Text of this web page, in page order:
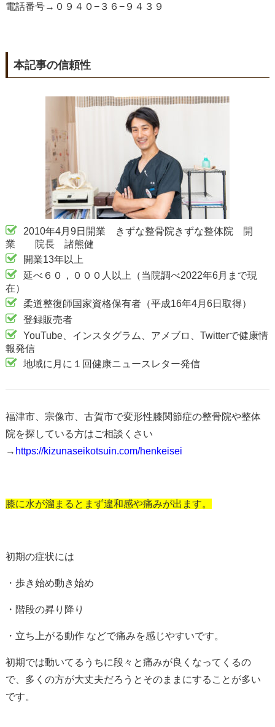
電話番号→０９４０−３６−９４３９
本記事の信頼性
2010年4月9日開業 きずな整骨院きずな整体院 開
業 院長 諸熊健
開業13年以上
延べ６０，０００人以上（当院調べ2022年6月まで現
在）
柔道整復師国家資格保有者（平成16年4月6日取得）
登録販売者
YouTube、インスタグラム、アメブロ、Twitterで健康情
報発信
地域に月に１回健康ニュースレター発信
福津市、宗像市、古賀市で変形性膝関節症の整骨院や整体
院を探している方はご相談くさい
→ https://kizunaseikotsuin.com/henkeisei
膝に水が溜まるとまず違和感や痛みが出ます。
初期の症状には
・歩き始め動き始め
・階段の昇り降り
・立ち上がる動作 などで痛みを感じやすいです。
初期では動いてるうちに段々と痛みが良くなってくるの
で、多くの方が大丈夫だろうとそのままにすることが多い
です。